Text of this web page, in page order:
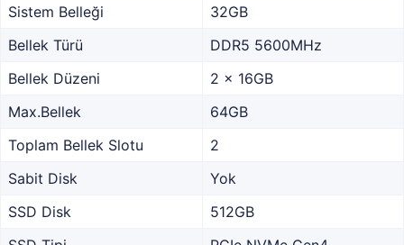
Sistem Belleği
32GB
Bellek Türü
DDR5 5600MHz
Bellek Düzeni
2 x 16GB
Max.Bellek
64GB
Toplam Bellek Slotu
2
Sabit Disk
Yok
SSD Disk
512GB